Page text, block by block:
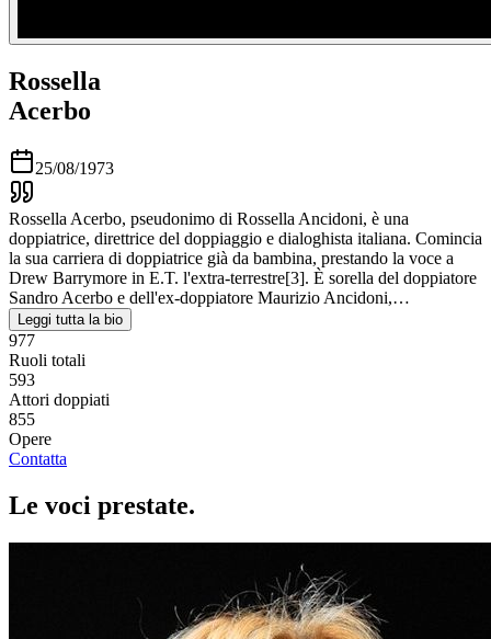
Rossella
Acerbo
25/08/1973
Rossella Acerbo, pseudonimo di Rossella Ancidoni, è una
doppiatrice, direttrice del doppiaggio e dialoghista italiana. Comincia
la sua carriera di doppiatrice già da bambina, prestando la voce a
Drew Barrymore in E.T. l'extra-terrestre[3]. È sorella del doppiatore
Sandro Acerbo e dell'ex-doppiatore Maurizio Ancidoni,…
Leggi tutta la bio
977
Ruoli totali
593
Attori doppiati
855
Opere
Contatta
Le voci prestate.